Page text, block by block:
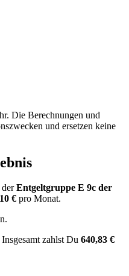
Die Berechnungen und
und ersetzen keine
derEntgeltgruppe E 9c der
€ pro Monat.
zahlst Du 640,83 €